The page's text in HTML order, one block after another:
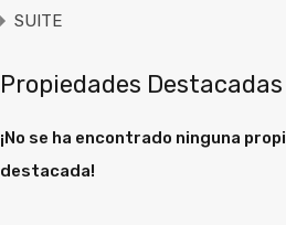
SUITE
Propiedades Destacadas
¡No se ha encontrado ninguna
destacada!